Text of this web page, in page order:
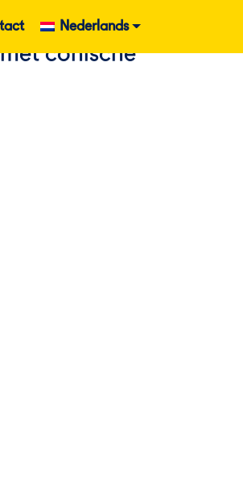
Nederlands
conische